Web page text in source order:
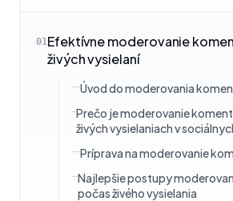
01Efektívne moderovanie
živých vysielaní
Úvod do moderovania
Prečo je moderovanie
živých vysielaniach v
Príprava na moderovanie
Najlepšie postupy
počas živého vysielania